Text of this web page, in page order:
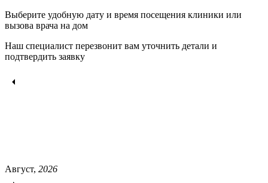
Выберите удобную дату и время посещения клиники или
вызова врача на дом
Наш специалист перезвонит вам уточнить детали и
подтвердить заявку
Август, 2026